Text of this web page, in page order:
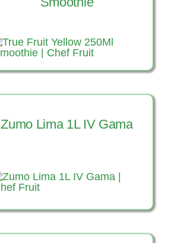
Zumo Lima 1L IV Gama